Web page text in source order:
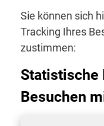
Sie können sich
Tracking Ihres
zustimmen:
Statistische
Besuchen